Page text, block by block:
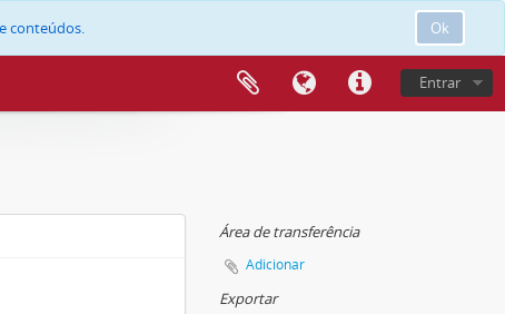
Ok
conteúdos.
Entrar
Área de transferência
Adicionar
Exportar